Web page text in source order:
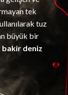
tek
tuz
büyük bir
deniz